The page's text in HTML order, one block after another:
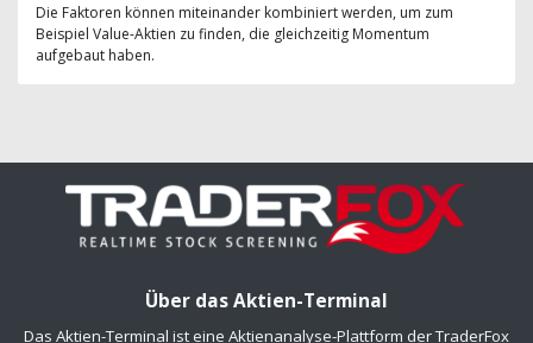
Die Faktoren können miteinander kombiniert werden, um zum
Beispiel Value-Aktien zu finden, die gleichzeitig Momentum
aufgebaut haben.
Über das Aktien-Terminal
Das Aktien-Terminal ist eine Aktienanalyse-Plattform der TraderFox